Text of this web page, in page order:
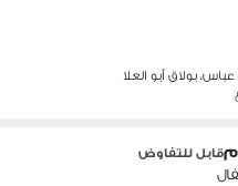
بولاق أبو العلا
قابل للتفاوض